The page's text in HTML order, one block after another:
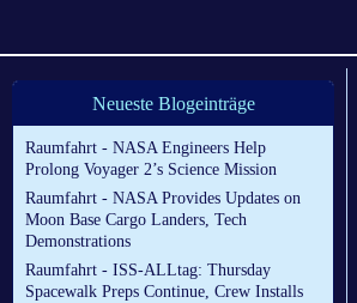
Neueste Blogeinträge
Raumfahrt - NASA Engineers Help
Prolong Voyager 2’s Science Mission
Raumfahrt - NASA Provides Updates on
Moon Base Cargo Landers, Tech
Demonstrations
Raumfahrt - ISS-ALLtag: Thursday
Spacewalk Preps Continue, Crew Installs